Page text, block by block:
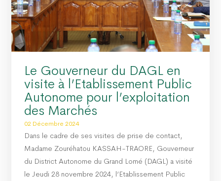
Le Gouverneur du DAGL en
visite à l’Etablissement Public
Autonome pour l’exploitation
des Marchés
02 Décembre 2024
Dans le cadre de ses visites de prise de contact,
Madame Zouréhatou KASSAH-TRAORE, Gouverneur
du District Autonome du Grand Lomé (DAGL) a visité
le Jeudi 28 novembre 2024, l’Etablissement Public